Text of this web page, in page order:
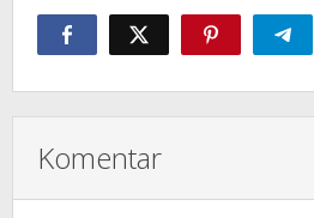
Komentar